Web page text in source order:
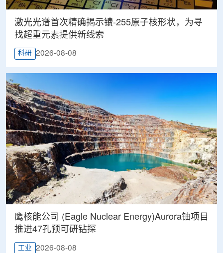
激光光谱首次精确揭示镄-255原子核形状，为寻
找超重元素提供新线索
科研 2026-08-08
鹰核能公司 (Eagle Nuclear Energy)Aurora铀项目
推进47孔预可研钻探
工业 2026-08-08